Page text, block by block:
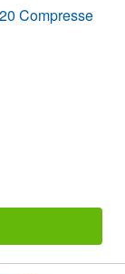
Compresse